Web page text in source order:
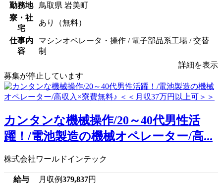
勤務地
鳥取県 岩美町
寮・社
宅
あり（無料）
仕事内
容
マシンオペレータ・操作 / 電子部品系工場 / 交替
制
詳細を表示
募集が停止しています
カンタンな機械操作/20～40代男性活
躍！/電池製造の機械オペレーター/高...
株式会社ワールドインテック
給与 月収例379,837円